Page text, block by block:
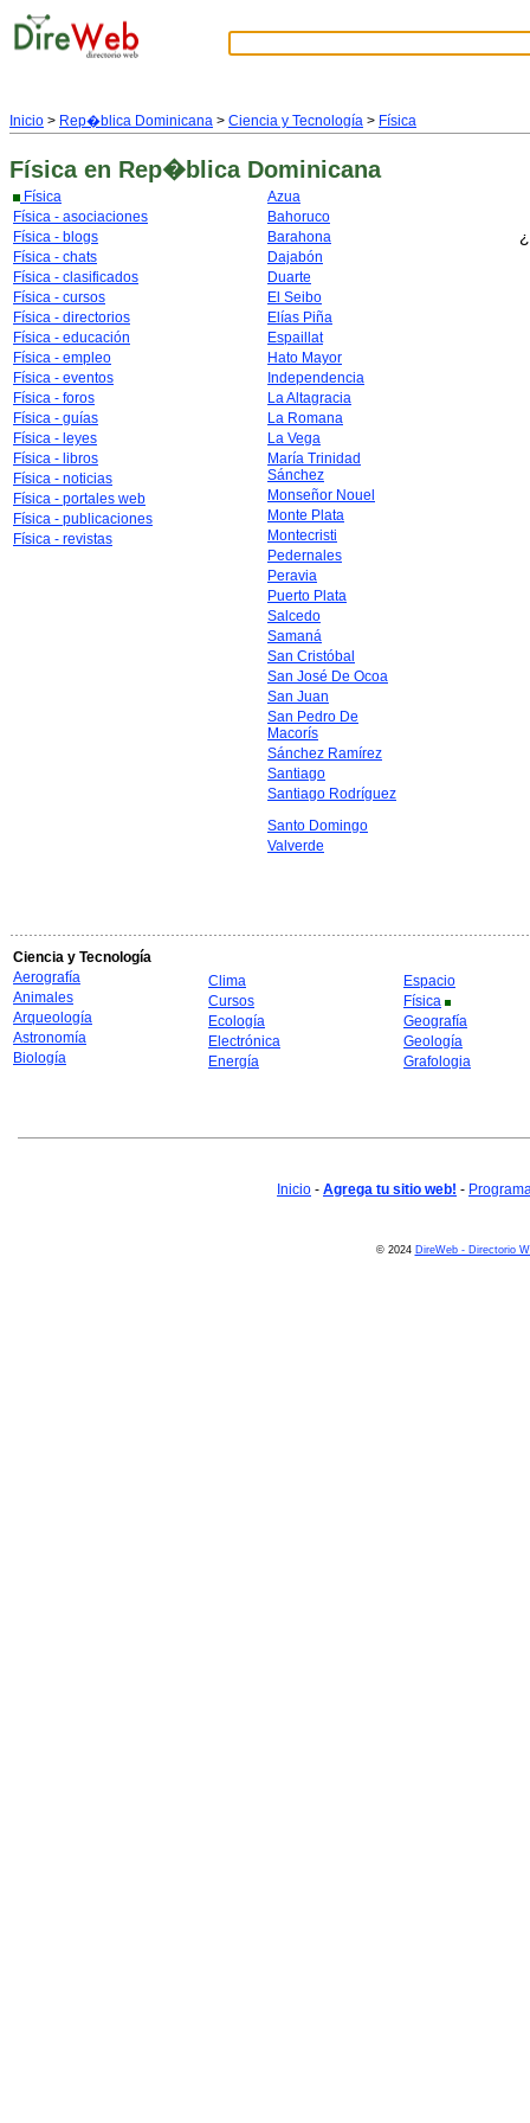
Inicio > Rep�blica Dominicana > Ciencia y Tecnología > Física
Física en Rep�blica Dominicana
Física
Física - asociaciones
Física - blogs
Física - chats
Física - clasificados
Física - cursos
Física - directorios
Física - educación
Física - empleo
Física - eventos
Física - foros
Física - guías
Física - leyes
Física - libros
Física - noticias
Física - portales web
Física - publicaciones
Física - revistas
Azua
Bahoruco
Barahona
Dajabón
Duarte
El Seibo
Elías Piña
Espaillat
Hato Mayor
Independencia
La Altagracia
La Romana
La Vega
María Trinidad
Sánchez
Monseñor Nouel
Monte Plata
Montecristi
Pedernales
Peravia
Puerto Plata
Salcedo
Samaná
San Cristóbal
San José De Ocoa
San Juan
San Pedro De
Macorís
Sánchez Ramírez
Santiago
Santiago Rodríguez
Santo Domingo
Valverde
Ciencia y Tecnología
Aerografía
Animales
Arqueología
Astronomía
Biología
Clima
Cursos
Ecología
Electrónica
Energía
Espacio
Física
Geografía
Geología
Grafologia
Inicio - Agrega tu sitio web! -
© 2024 DireWeb - Directorio